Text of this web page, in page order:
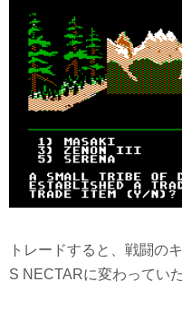
トレードすると、戦闘の
S NECTARに変わっていた